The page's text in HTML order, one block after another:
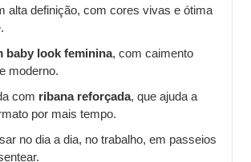
alta definição, com cores vivas e ótima
baby look feminina, com caimento
moderno.
com ribana reforçada, que ajuda a
por mais tempo.
no dia a dia, no trabalho, em passeios